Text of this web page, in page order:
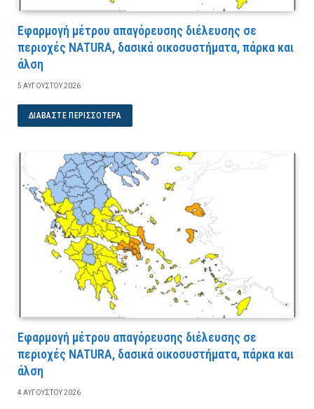
Εφαρμογή μέτρου απαγόρευσης διέλευσης σε
περιοχές NATURA, δασικά οικοσυστήματα, πάρκα και
άλση
5 ΑΥΓΟΎΣΤΟΥ 2026
ΔΙΑΒΆΣΤΕ ΠΕΡΙΣΣΌΤΕΡΑ
Εφαρμογή μέτρου απαγόρευσης διέλευσης σε
περιοχές NATURA, δασικά οικοσυστήματα, πάρκα και
άλση
4 ΑΥΓΟΎΣΤΟΥ 2026